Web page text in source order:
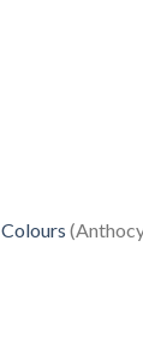
Colours